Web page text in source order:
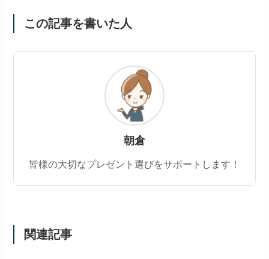
この記事を書いた人
朝倉
皆様の大切なプレゼント選びをサポートします！
関連記事